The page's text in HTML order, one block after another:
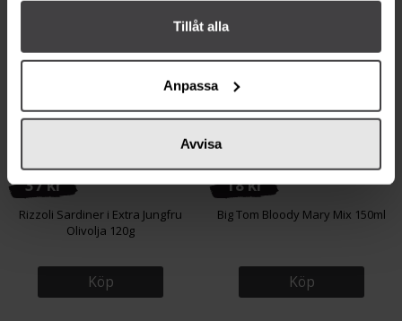
Tillåt alla
Anpassa
Avvisa
Andra köper även
37 kr
Rizzoli Sardiner i Extra Jungfru
Olivolja 120g
Köp
18 kr
Big Tom Bloody Mary Mix 150ml
Köp